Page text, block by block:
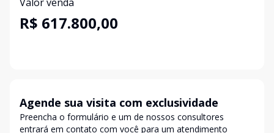
R$ 617.800,00
Agende sua visita com exclusividade
Preencha o formulário e um de nossos consultores
entrará em contato com você para um atendimento